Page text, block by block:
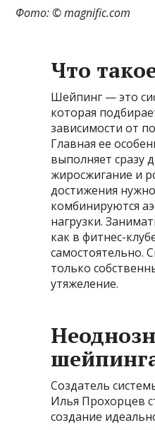
Фото: ©magnific.com
Что
Шейпинг — это
которая
зависимости от
Главная ее
выполняет сразу
жиросжигание и
достижения
комбинируются
нагрузки.
как в фитнес-
самостоятельно.
только
утяжеление.
Создатель
Илья Прохорцев
создание